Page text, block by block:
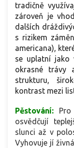
tradičně
zároveň je
dalších
s rizikem
americana),
se uplatní jako
okrasné trávy
strukturu,
kontrast mezi
Pěstování:
osvědčují
slunci až v
Vyhovuje jí